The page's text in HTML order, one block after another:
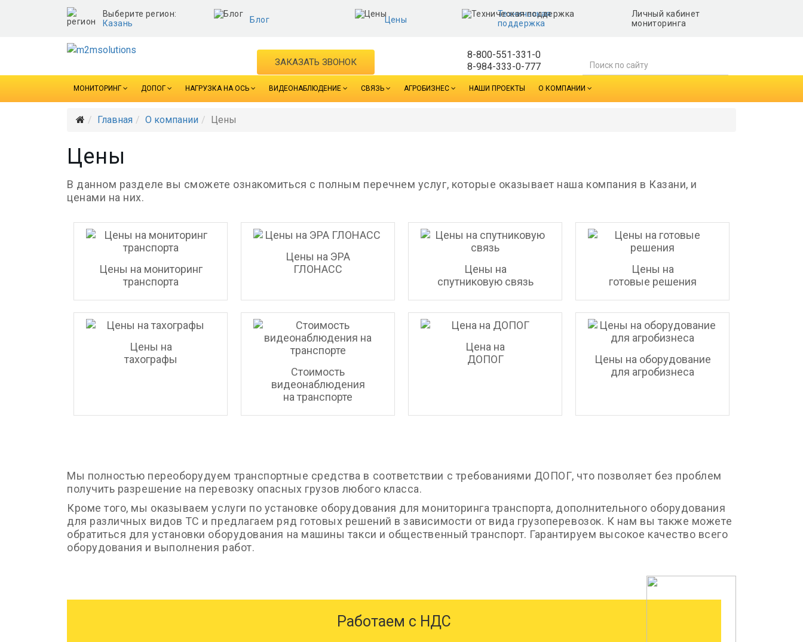
Выберите регион:
Казань
Блог Цены
Техническая
поддержка
Личный кабинет
мониторинга
ЗАКАЗАТЬ ЗВОНОК
8-800-551-331-0
8-984-333-0-777
МОНИТОРИНГ ДОПОГ НАГРУЗКА НА ОСЬ ВИДЕОНАБЛЮДЕНИЕ СВЯЗЬ АГРОБИЗНЕС НАШИ ПРОЕКТЫ О КОМПАНИИ
Главная О компании Цены
Цены
В данном разделе вы сможете ознакомиться с полным перечнем услуг, которые оказывает наша компания в Казани, и
ценами на них.
Цены на мониторинг
транспорта
Цены на ЭРА
ГЛОНАСС
Цены на
спутниковую связь
Цены на
готовые решения
Цены на
тахографы
Стоимость
видеонаблюдения
на транспорте
Цена на
ДОПОГ
Цены на оборудование
для агробизнеса
Мы полностью переоборудуем транспортные средства в соответствии с требованиями ДОПОГ, что позволяет без проблем
получить разрешение на перевозку опасных грузов любого класса.
Кроме того, мы оказываем услуги по установке оборудования для мониторинга транспорта, дополнительного оборудования
для различных видов ТС и предлагаем ряд готовых решений в зависимости от вида грузоперевозок. К нам вы также можете
обратиться для установки оборудования на машины такси и общественный транспорт. Гарантируем высокое качество всего
оборудования и выполнения работ.
Работаем с НДС